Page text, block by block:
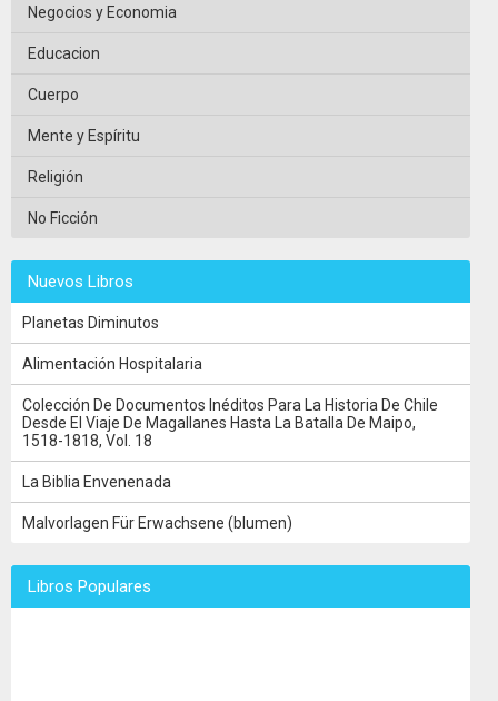
Negocios y Economia
Educacion
Cuerpo
Mente y Espíritu
Religión
No Ficción
Nuevos Libros
Planetas Diminutos
Alimentación Hospitalaria
Colección De Documentos Inéditos Para La Historia De Chile
Desde El Viaje De Magallanes Hasta La Batalla De Maipo,
1518-1818, Vol. 18
La Biblia Envenenada
Malvorlagen Für Erwachsene (blumen)
Libros Populares